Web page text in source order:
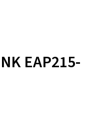
EAP215-